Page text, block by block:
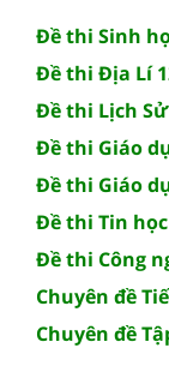
Đề thi Sinh
Đề thi Địa Lí
Đề thi Lịch
Đề thi Giáo
Đề thi Giáo
Đề thi Tin
Đề thi Công
Chuyên đề
Chuyên đề